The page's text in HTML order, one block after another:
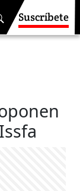
Suscríbete